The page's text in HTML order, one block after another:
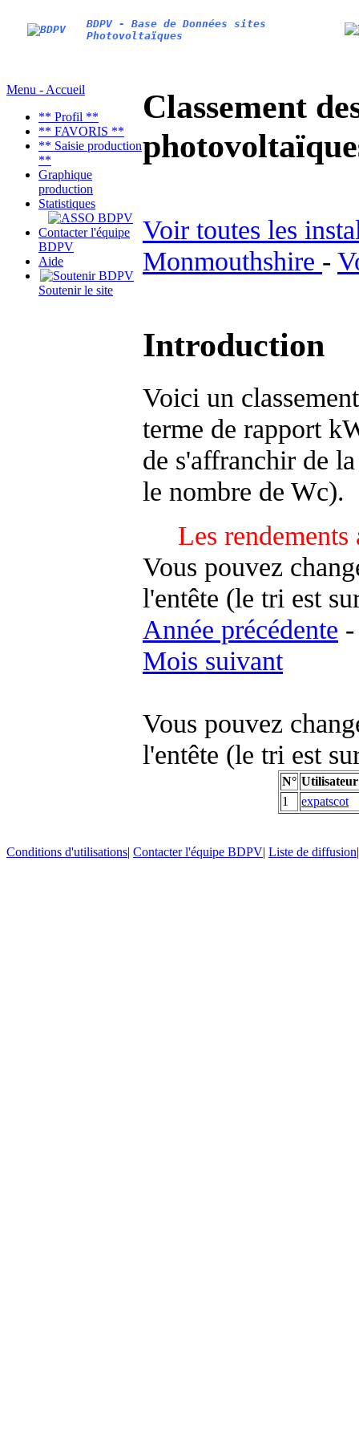
BDPV - Base de Données sites
Photovoltaïques
Menu - Accueil
** Profil **
** FAVORIS **
** Saisie production
**
Graphique
production
Statistiques
Contacter l'équipe
BDPV
Aide
Soutenir le site
Classement
Voir toutes les
Monmouthshire -
Introduction
Voici un
terme de rapport
de s'affranchir de
le nombre de Wc).
Les
Vous pouvez
l'entête (le tri est
Année précédente -
Mois suivant
Vous pouvez
l'entête (le tri est
N° Utilisateur
1
expatscot
Conditions d'utilisations| Contacter l'équipe BDPV| Liste de diffusion